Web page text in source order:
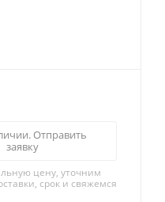
Отправить
заявку
цену, уточним
срок и свяжемся